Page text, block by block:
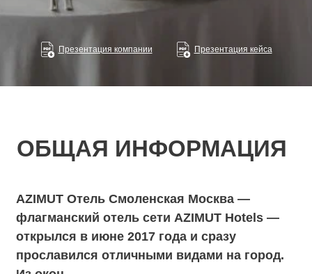
Презентация компании Презентация кейса
ОБЩАЯ ИНФОРМАЦИЯ
флагманский отель сети AZIMUT Hotels —
номеров и общественных зон можно
увидеть здание Министерства иностранных
футуристический пейзаж башен Москва-
Сити.
Осенью 2018 года отель представил новую
площадку — панорамный